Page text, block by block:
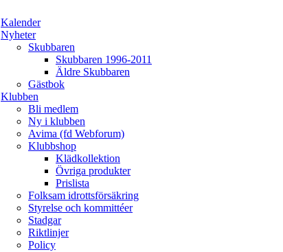
Kalender
Nyheter
Skubbaren
Skubbaren 1996-2011
Äldre Skubbaren
Gästbok
Klubben
Bli medlem
Ny i klubben
Avima (fd Webforum)
Klubbshop
Klädkollektion
Övriga produkter
Prislista
Folksam idrottsförsäkring
Styrelse och kommittéer
Stadgar
Riktlinjer
Policy